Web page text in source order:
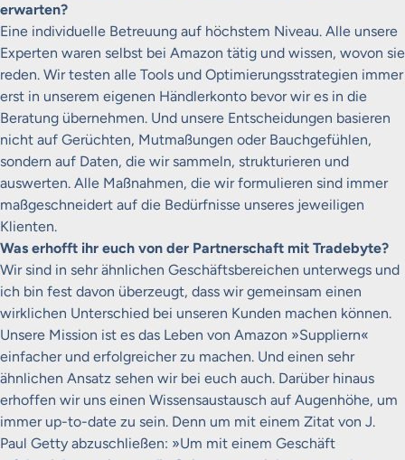
erwarten?
Eine individuelle Betreuung auf höchstem Niveau. Alle unsere
Experten waren selbst bei Amazon tätig und wissen, wovon sie
reden. Wir testen alle Tools und Optimierungsstrategien immer
erst in unserem eigenen Händlerkonto bevor wir es in die
Beratung übernehmen. Und unsere Entscheidungen basieren
nicht auf Gerüchten, Mutmaßungen oder Bauchgefühlen,
sondern auf Daten, die wir sammeln, strukturieren und
auswerten. Alle Maßnahmen, die wir formulieren sind immer
maßgeschneidert auf die Bedürfnisse unseres jeweiligen
Klienten.
Was erhofft ihr euch von der Partnerschaft mit Tradebyte?
Wir sind in sehr ähnlichen Geschäftsbereichen unterwegs und
ich bin fest davon überzeugt, dass wir gemeinsam einen
wirklichen Unterschied bei unseren Kunden machen können.
Unsere Mission ist es das Leben von Amazon »Suppliern«
einfacher und erfolgreicher zu machen. Und einen sehr
ähnlichen Ansatz sehen wir bei euch auch. Darüber hinaus
erhoffen wir uns einen Wissensaustausch auf Augenhöhe, um
immer up-to-date zu sein. Denn um mit einem Zitat von J.
Paul Getty abzuschließen: »Um mit einem Geschäft